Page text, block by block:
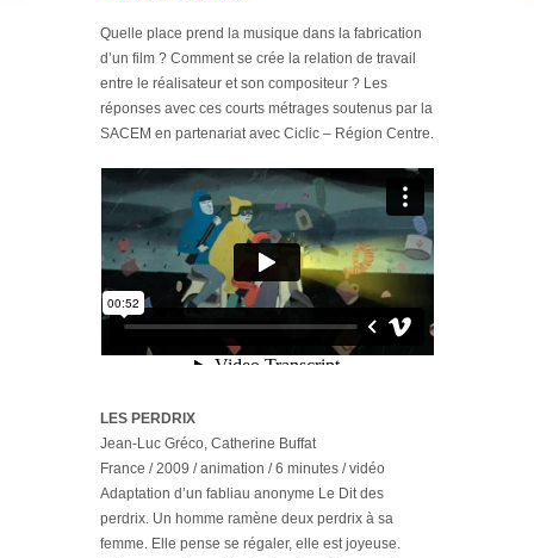
Quelle place prend la musique dans la fabrication
d’un film ? Comment se crée la relation de travail
entre le réalisateur et son compositeur ? Les
réponses avec ces courts métrages soutenus par la
SACEM en partenariat avec Ciclic – Région Centre.
LES PERDRIX
Jean-Luc Gréco, Catherine Buffat
France / 2009 / animation / 6 minutes / vidéo
Adaptation d’un fabliau anonyme Le Dit des
perdrix. Un homme ramène deux perdrix à sa
femme. Elle pense se régaler, elle est joyeuse.